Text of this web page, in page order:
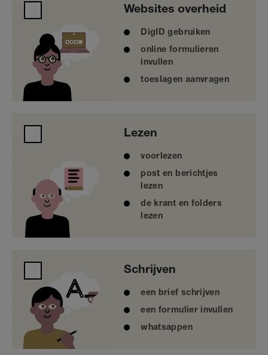
Websites overheid
DigID gebruiken
online formulieren
invullen
toeslagen aanvragen
Lezen
voorlezen
post en berichtjes
lezen
de krant en folders
lezen
Schrijven
een brief schrijven
een formulier invullen
whatsappen